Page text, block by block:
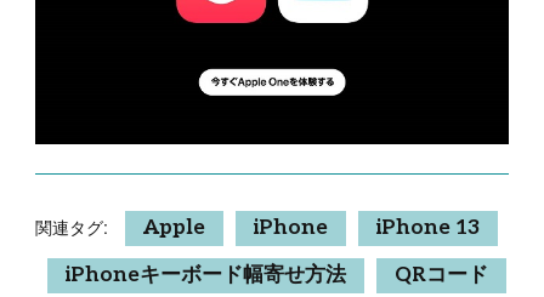
関連タグ: Apple iPhone
iPhone 13
iPhoneキーボード幅寄せ方法
QRコード